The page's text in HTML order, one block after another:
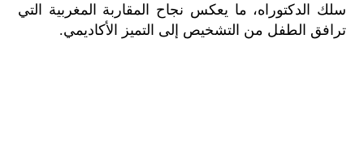
سلك الدكتوراه، ما يعكس نجاح المقاربة المغربية التي
ترافق الطفل من التشخيص إلى التميز الأكاديمي.